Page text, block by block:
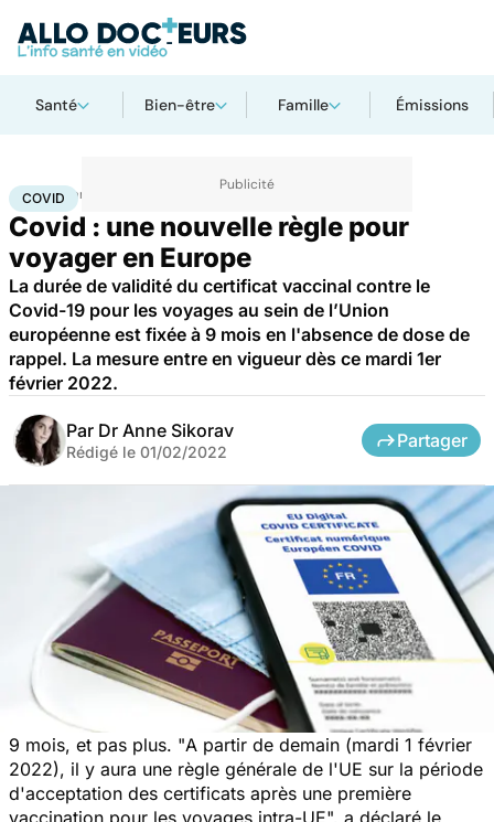
Santé Bien-être Famille Émissions
Accueil Santé
COVID
Covid : une nouvelle règle pour
voyager en Europe
La durée de validité du certificat vaccinal contre le
Covid-19 pour les voyages au sein de l’Union
européenne est fixée à 9 mois en l'absence de dose de
rappel. La mesure entre en vigueur dès ce mardi 1er
février 2022.
Par Dr Anne Sikorav
Rédigé le 01/02/2022
Partager
9 mois, et pas plus. "A partir de demain (mardi 1 février
2022), il y aura une règle générale de l'UE sur la période
d'acceptation des certificats après une première
vaccination pour les voyages intra-UE", a déclaré le